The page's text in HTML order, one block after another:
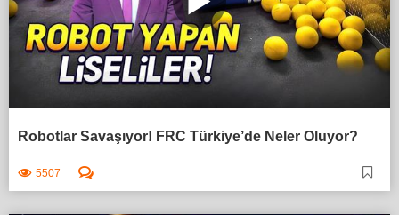
Robotlar Savaşıyor! FRC Türkiye’de Neler Oluyor?
5507